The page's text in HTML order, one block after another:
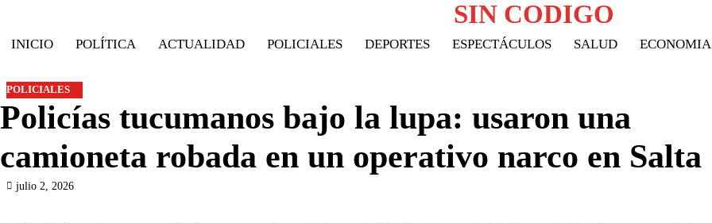
content
SIN CODIGO
INICIO POLÍTICA ACTUALIDAD POLICIALES DEPORTES ESPECTÁCULOS SALUD ECONOMIA
POLICIALES
Policías tucumanos bajo la lupa: usaron una
camioneta robada en un operativo narco en Salta
julio 2, 2026